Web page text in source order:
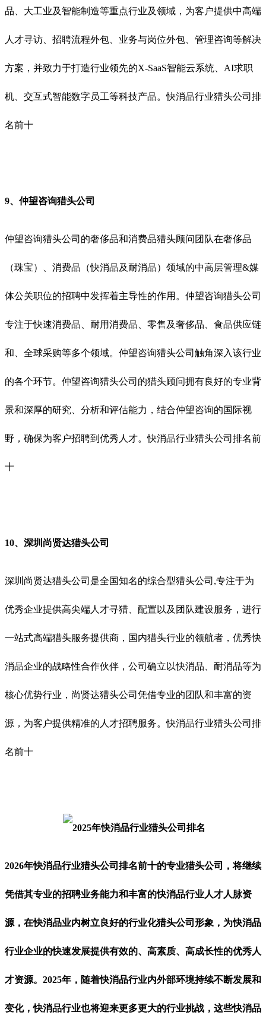
品、大工业及智能制造等重点行业及领域，为客户提供中高端
人才寻访、招聘流程外包、业务与岗位外包、管理咨询等解决
方案，并致力于打造行业领先的X-SaaS智能云系统、AI求职
机、交互式智能数字员工等科技产品。快消品行业猎头公司排
名前十
9、仲望咨询猎头公司
仲望咨询猎头公司 的奢侈品和消费品猎头顾问团队在奢侈品
（珠宝）、消费品（快消品及耐消品）领域的中高层管理&媒
体公关职位的招聘中发挥着主导性的作用。仲望咨询猎头公司
专注于快速消费品、耐用消费品、零售及奢侈品、食品供应链
和、全球采购等多个领域。仲望咨询猎头公司 触角深入该行业
的各个环节。仲望咨询猎头公司 的猎头顾问拥有良好的专业背
景和深厚的研究、分析和评估能力，结合仲望咨询的国际视
野，确保为客户招聘到优秀人才。快消品行业猎头公司排名前
十
10、 深圳尚贤达猎头公司
深圳尚贤达猎头公司 是全国知名的综合型猎头公司,专注于为
优秀企业提供高尖端人才寻猎、配置以及团队建设服务，进行
一站式高端猎头服务提供商，国内猎头行业的领航者 ，优秀快
消品企业的战略性合作伙伴， 公司 确立以快消品、耐消品等为
核心优势行业 ，尚贤达猎头公司 凭借专业的团队和丰富的资
源，为客户提供精准的人才招聘服务。快消品行业猎头公司排
名前十
2026年快消品行业猎头公司排名前十的专业猎头公司，将继续
凭借其专业的招聘业务能力和丰富的快消品行业人才人脉资
源，在快消品业内树立良好的行业化猎头公司形象，为快消品
行业企业的快速发展提供有效的、高素质、高成长性的优秀人
才资源。2025年，随着快消品行业内外部环境持续不断发展和
变化，快消品行业也将迎来更多更大的行业挑战，这些快消品